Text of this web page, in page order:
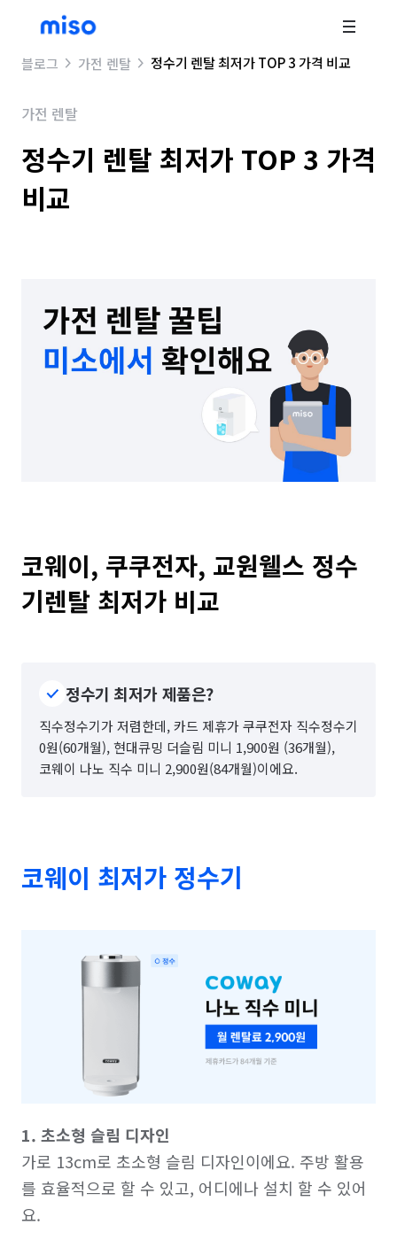
블로그 가전 렌탈 정수기 렌탈 최저가 TOP 3 가격 비교
가전 렌탈
정수기 렌탈 최저가 TOP 3 가격
비교
코웨이, 쿠쿠전자, 교원웰스 정수
기렌탈 최저가 비교
정수기 최저가 제품은?
직수정수기가 저렴한데, 카드 제휴가 쿠쿠전자 직수정수기
0원(60개월), 현대큐밍 더슬림 미니 1,900원 (36개월),
코웨이 나노 직수 미니 2,900원(84개월)이에요.
코웨이 최저가 정수기
1. 초소형 슬림 디자인
가로 13cm로 초소형 슬림 디자인이에요. 주방 활용
를 효율적으로 할 수 있고, 어디에나 설치 할 수 있어
요.